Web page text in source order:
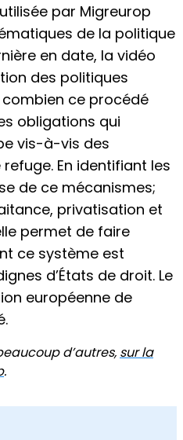
par Migreurop
de la politique
en date, la vidéo
des politiques
ce procédé
obligations qui
vis-à-vis des
En identifiant les
de ce mécanismes;
privatisation et
permet de faire
ce système est
d’États de droit. Le
européenne de
d’autres, sur la
.